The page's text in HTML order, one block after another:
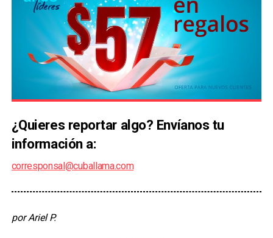
¿Quieres reportar algo? Envíanos tu
información a:
corresponsal@cuballama.com
por Ariel P.